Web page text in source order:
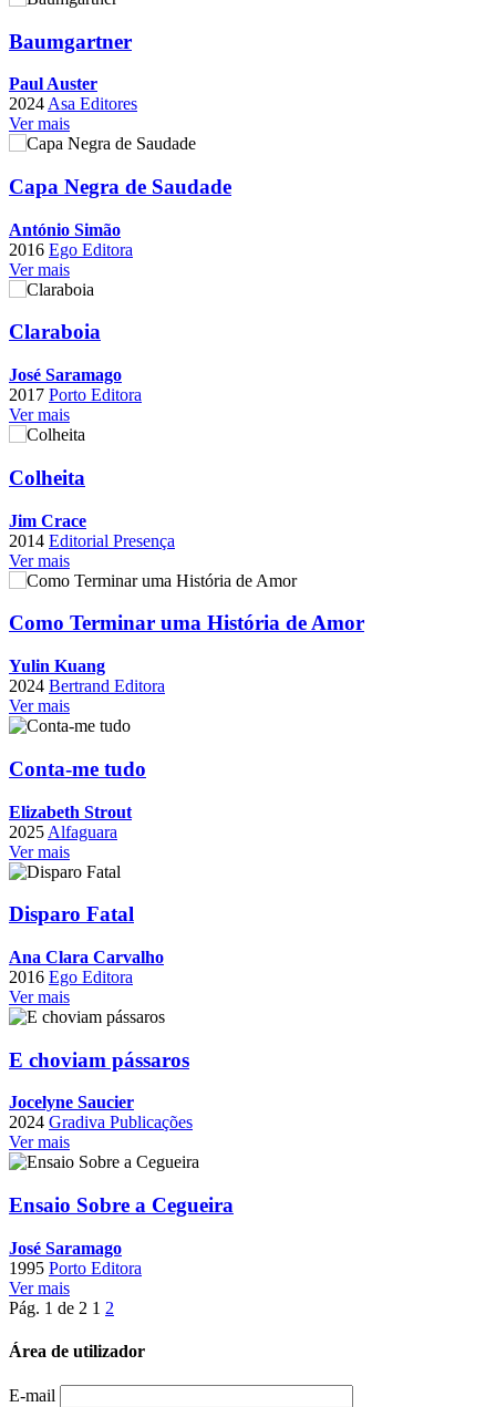
Baumgartner
Paul Auster
2024 Asa Editores
Ver mais
Capa Negra de Saudade
António Simão
2016 Ego Editora
Ver mais
Claraboia
José Saramago
2017 Porto Editora
Ver mais
Colheita
Jim Crace
2014 Editorial Presença
Ver mais
Como Terminar uma História de Amor
Yulin Kuang
2024 Bertrand Editora
Ver mais
Conta-me tudo
Elizabeth Strout
2025 Alfaguara
Ver mais
Disparo Fatal
Ana Clara Carvalho
2016 Ego Editora
Ver mais
E choviam pássaros
Jocelyne Saucier
2024 Gradiva Publicações
Ver mais
Ensaio Sobre a Cegueira
José Saramago
1995 Porto Editora
Ver mais
Pág. 1 de 2 1 2
Área de utilizador
E-mail